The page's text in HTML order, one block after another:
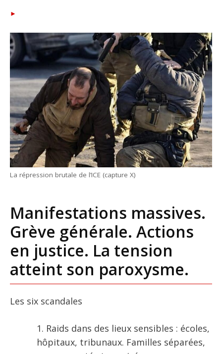
La répression brutale de l’ICE (capture X)
Manifestations massives.
Grève générale. Actions
en justice. La tension
atteint son paroxysme.
Les six scandales
Raids dans des lieux sensibles : écoles,
hôpitaux, tribunaux. Familles séparées,